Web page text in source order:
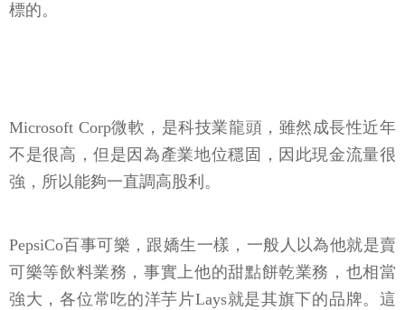
標的。
Microsoft Corp微軟，是科技業龍頭，雖然成長性近年
不是很高，但是因為產業地位穩固，因此現金流量很
強，所以能夠一直調高股利。
PepsiCo百事可樂，跟嬌生一樣，一般人以為他就是賣
可樂等飲料業務，事實上他的甜點餅乾業務，也相當
強大，各位常吃的洋芋片Lays就是其旗下的品牌。這